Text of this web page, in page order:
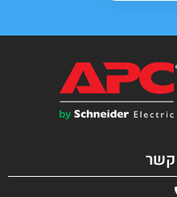
קשר